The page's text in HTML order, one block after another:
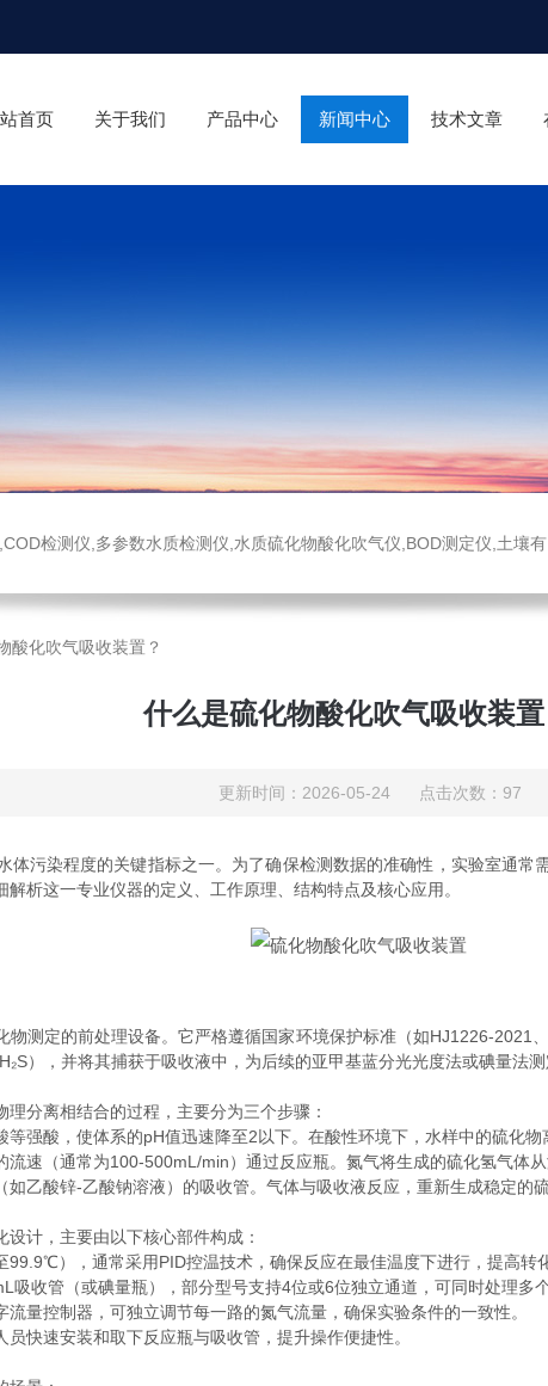
首页 关于我们 产品中心 新闻中心 技术文章
数水质检测仪,水质硫化物酸化吹气仪,BOD测定仪,土壤有机碳恒温加热器,液液萃取器,COD消解回流仪,水质采样器
酸化吹气吸收装置？
什么是硫化物酸化吹气吸收装置
更新时间：2026-05-24 点击次数：97
染程度的关键指标之一。为了确保检测数据的准确性，实验室通常
解析这一专业仪器的定义、工作原理、结构特点及核心应用。
定的前处理设备。它严格遵循国家环境保护标准（如HJ1226-2021
），并将其捕获于吸收液中，为后续的亚甲基蓝分光光度法或碘量法测
分离相结合的过程，主要分为三个步骤：
酸，使体系的pH值迅速降至2以下。在酸性环境下，水样中的硫化物离
（通常为100-500mL/min）通过反应瓶。氮气将生成的硫化氢气体从
酸锌-乙酸钠溶液）的吸收管。气体与吸收液反应，重新生成稳定的
计，主要由以下核心部件构成：
），通常采用PID控温技术，确保反应在最佳温度下进行，提高转化
管（或碘量瓶），部分型号支持4位或6位独立通道，可同时处理多个
控制器，可独立调节每一路的氮气流量，确保实验条件的一致性。
速安装和取下反应瓶与吸收管，提升操作便捷性。